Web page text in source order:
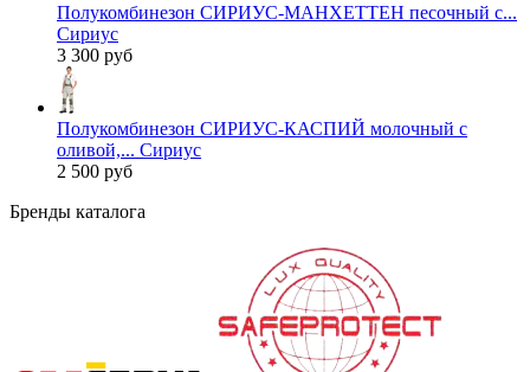
Полукомбинезон СИРИУС-МАНХЕТТЕН песочный с...
Сириус
3 300 руб
Полукомбинезон СИРИУС-КАСПИЙ молочный с
оливой,... Сириус
2 500 руб
Бренды каталога